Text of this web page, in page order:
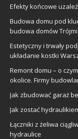
Efekty końcowe
Budowa domu pod
budowa domów
Estetyczny i trwały
układanie kostki
Remont domu – o
okolice. Firmy
Jak zbudować garaż
Jak zostać
Łączniki z żeliwa
hydraulice